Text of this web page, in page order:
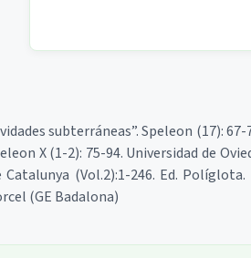
subterráneas”. Speleon (17):
X (1-2): 75-94. Universidad de
(Vol.2):1-246. Ed.
(GE Badalona)